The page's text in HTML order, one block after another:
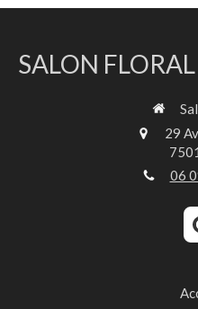
SALON FLORAL
29
06